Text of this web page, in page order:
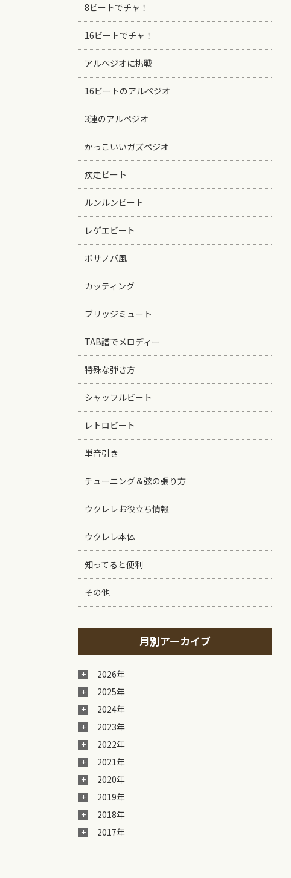
8ビートでチャ！
16ビートでチャ！
アルペジオに挑戦
16ビートのアルペジオ
3連のアルペジオ
かっこいいガズペジオ
疾走ビート
ルンルンビート
レゲエビート
ボサノバ風
カッティング
ブリッジミュート
TAB譜でメロディー
特殊な弾き方
シャッフルビート
レトロビート
単音引き
チューニング＆弦の張り方
ウクレレお役立ち情報
ウクレレ本体
知ってると便利
その他
月別アーカイブ
2026年
2025年
2024年
2023年
2022年
2021年
2020年
2019年
2018年
2017年